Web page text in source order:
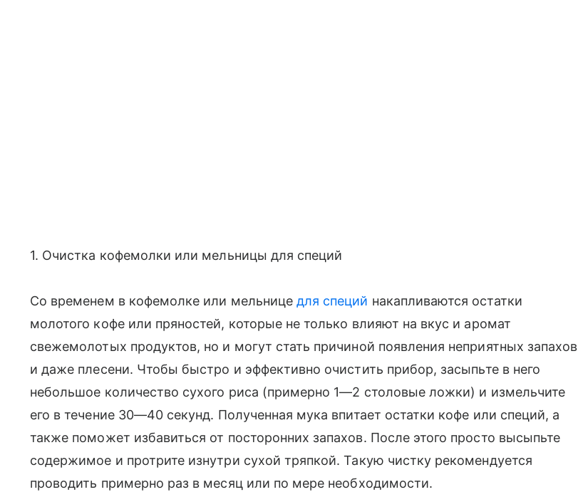
1. Очистка кофемолки или мельницы для специй
Со временем в кофемолке или мельнице для специй накапливаются остатки
молотого кофе или пряностей, которые не только влияют на вкус и аромат
свежемолотых продуктов, но и могут стать причиной появления неприятных запахов
и даже плесени. Чтобы быстро и эффективно очистить прибор, засыпьте в него
небольшое количество сухого риса (примерно 1—2 столовые ложки) и измельчите
его в течение 30—40 секунд. Полученная мука впитает остатки кофе или специй, а
также поможет избавиться от посторонних запахов. После этого просто высыпьте
содержимое и протрите изнутри сухой тряпкой. Такую чистку рекомендуется
проводить примерно раз в месяц или по мере необходимости.